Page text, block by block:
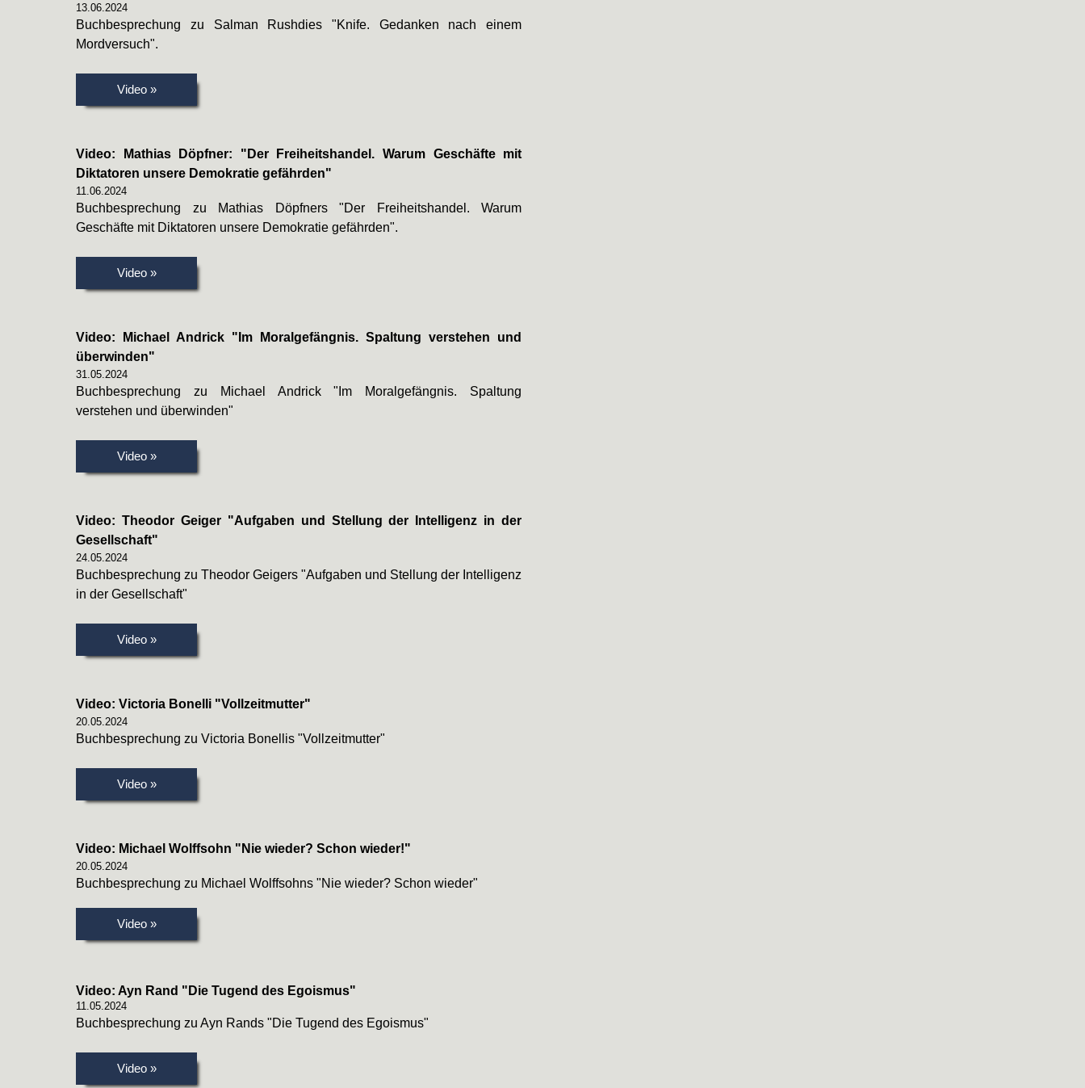
13.06.2024
Buchbesprechung zu Salman Rushdies "Knife. Gedanken nach einem
Mordversuch".
Video »
Video: Mathias Döpfner: "Der Freiheitshandel. Warum Geschäfte mit
Diktatoren unsere Demokratie gefährden"
11.06.2024
Buchbesprechung zu Mathias Döpfners "Der Freiheitshandel. Warum
Geschäfte mit Diktatoren unsere Demokratie gefährden".
Video »
Video: Michael Andrick "Im Moralgefängnis. Spaltung verstehen und
überwinden"
31.05.2024
Buchbesprechung zu Michael Andrick "Im Moralgefängnis. Spaltung
verstehen und überwinden"
Video »
Video: Theodor Geiger "Aufgaben und Stellung der Intelligenz in der
Gesellschaft"
24.05.2024
Buchbesprechung zu Theodor Geigers "Aufgaben und Stellung der Intelligenz
in der Gesellschaft"
Video »
Video: Victoria Bonelli "Vollzeitmutter"
20.05.2024
Buchbesprechung zu Victoria Bonellis "Vollzeitmutter"
Video »
Video: Michael Wolffsohn "Nie wieder? Schon wieder!"
20.05.2024
Buchbesprechung zu Michael Wolffsohns "Nie wieder? Schon wieder"
Video »
Video: Ayn Rand "Die Tugend des Egoismus"
11.05.2024
Buchbesprechung zu Ayn Rands "Die Tugend des Egoismus"
Video »